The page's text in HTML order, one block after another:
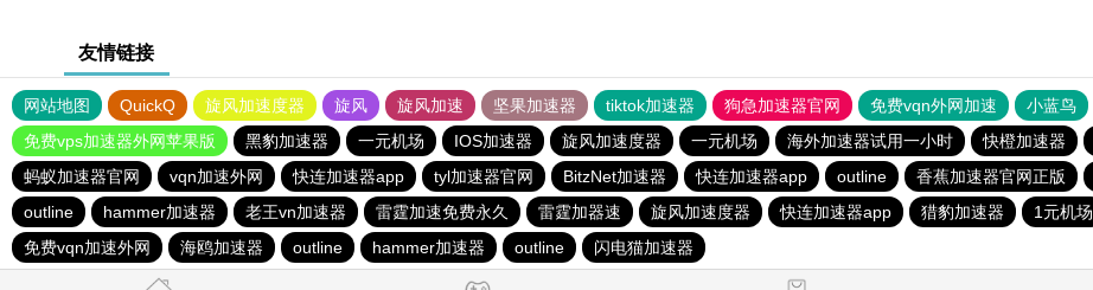
友情链接
网站地图 QuickQ 旋风加速度器 旋风 旋风加速 坚果加速器 tiktok加速器 狗急加速器官网 免费vqn外网加速 小蓝鸟
免费vps加速器外网苹果版
黑豹加速器 一元机场 IOS加速器 旋风加速度器 一元机场 海外加速器试用一小时 快橙加速器
蚂蚁加速器官网
vqn加速外网 快连加速器app tyl加速器官网 BitzNet加速器 快连加速器app outline 香蕉加速器官网正版
outline
hammer加速器 老王vn加速器 雷霆加速免费永久 雷霆加器速 旋风加速度器 快连加速器app 猎豹加速器 1元机场
免费vqn加速外网
海鸥加速器 outline hammer加速器 outline 闪电猫加速器